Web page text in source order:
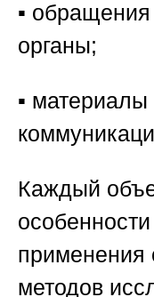
▪️ обращения
органы;
▪️ материалы
Каждый
применения
методов